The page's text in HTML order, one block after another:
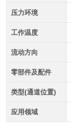
压力环境
工作温度
流动方向
零部件及配件
类型(通道位置)
应用领域